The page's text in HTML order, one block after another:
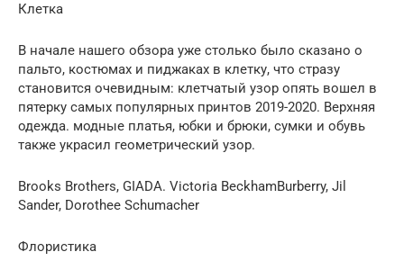
Клетка
В начале нашего обзора уже столько было сказано о
пальто, костюмах и пиджаках в клетку, что стразу
становится очевидным: клетчатый узор опять вошел в
пятерку самых популярных принтов 2019-2020. Верхняя
одежда. модные платья, юбки и брюки, сумки и обувь
также украсил геометрический узор.
Вrooks Вrothers, GIADA. Victoria BeckhamBurberry, Jil
Sander, Dorothee Schumacher
Флористика